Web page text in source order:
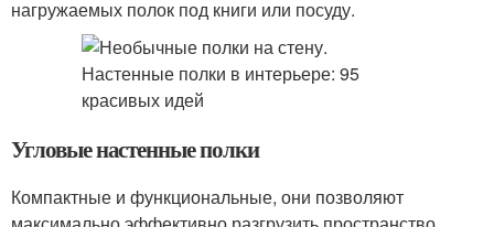
нагружаемых полок под книги или посуду.
Угловые настенные полки
Компактные и функциональные, они позволяют